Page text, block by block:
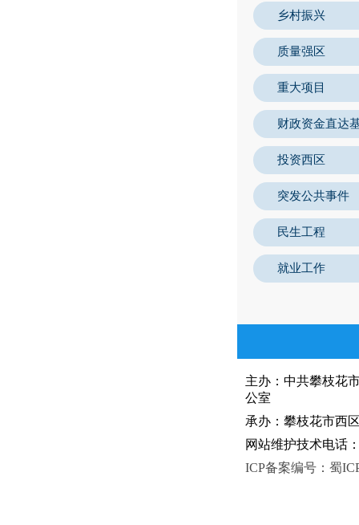
乡村振兴
质量强区
重大项目
财政资金直达
投资西区
突发公共事件
民生工程
就业工作
主办：中共攀枝
公室
承办：攀枝花市西
网站维护技术电话
ICP备案编号：蜀